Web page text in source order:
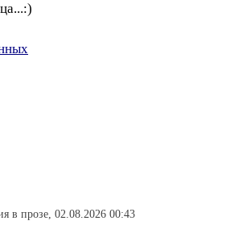
в прозе, 02.08.2026 00:43